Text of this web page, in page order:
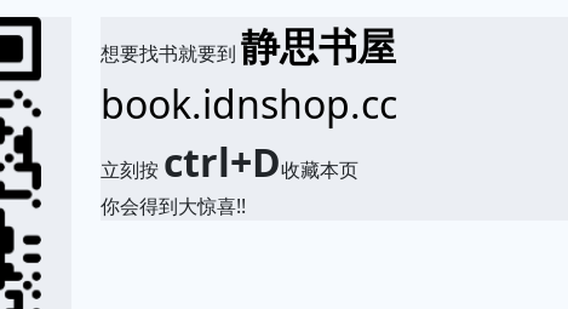
想要找书就要到静思书屋
book.idnshop.cc
立刻按 ctrl+D收藏本页
你会得到大惊喜!!